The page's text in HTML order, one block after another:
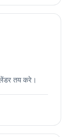
तय करे।